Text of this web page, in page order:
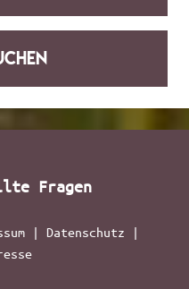
Fragen
| Datenschutz |